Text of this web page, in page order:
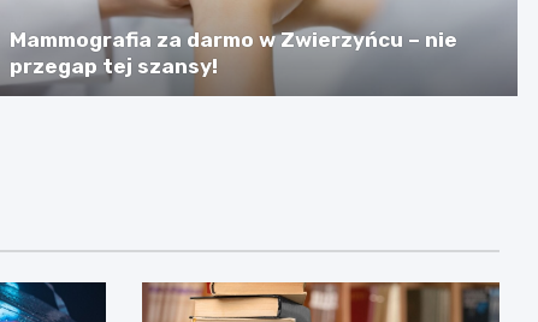
Mammografia za darmo w Zwierzyńcu – nie
przegap tej szansy!